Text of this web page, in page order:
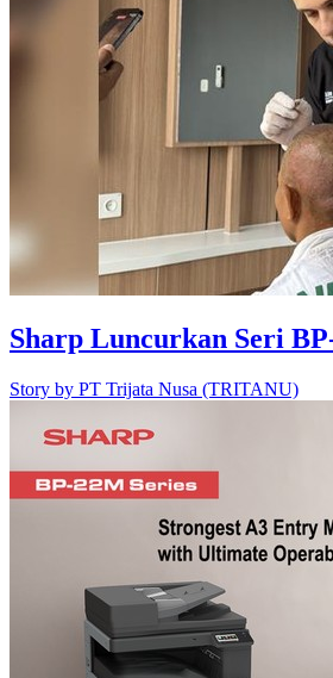
Sharp Luncurkan Seri
Story by PT Trijata Nusa (TRITANU)